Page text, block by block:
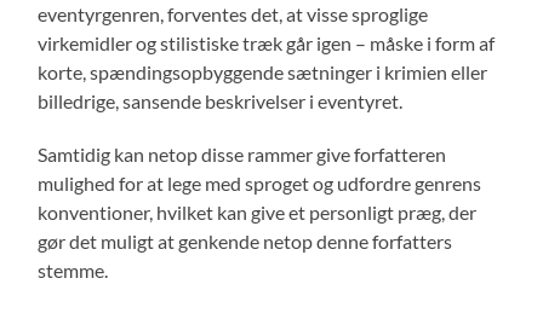
eventyrgenren, forventes det, at visse sproglige
virkemidler og stilistiske træk går igen – måske i form af
korte, spændingsopbyggende sætninger i krimien eller
billedrige, sansende beskrivelser i eventyret.
Samtidig kan netop disse rammer give forfatteren
mulighed for at lege med sproget og udfordre genrens
konventioner, hvilket kan give et personligt præg, der
gør det muligt at genkende netop denne forfatters
stemme.